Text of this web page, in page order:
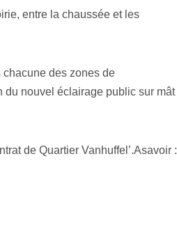
entre la chaussée et les
des zones de
du nouvel éclairage public sur mât
de Quartier Vanhuffel’.Asavoir :